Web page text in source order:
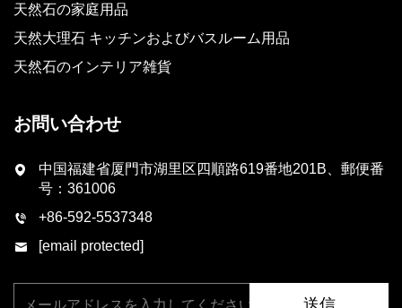
天然石の家庭用品
天然大理石 キッチンおよびバスルーム用品
天然石のインテリア雑貨
お問い合わせ
中国福建省厦門市湖里区四順路619番地201B、郵便番
号：361006
+86-592-5537348
[email protected]